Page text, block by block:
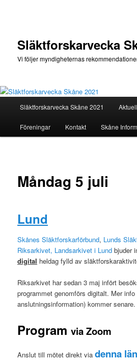
Släktforskarvecka
Vi följer myndigheternas
Släktforskarvecka Skåne 2021
Föreningar Kontakt Skåne
Måndag 5 juli
Lund
Skånes Släktforskarförbund, Lunds
Riksarkivet, Landsarkivet i Lund bjuder
digital heldag fylld av
Riksarkivet har sedan 3 maj infört
programmet genomförs digitalt. Mer
anslutningsinformation) kommer senare.
Programvia Zoom
Anslut till mötet direkt viadenna